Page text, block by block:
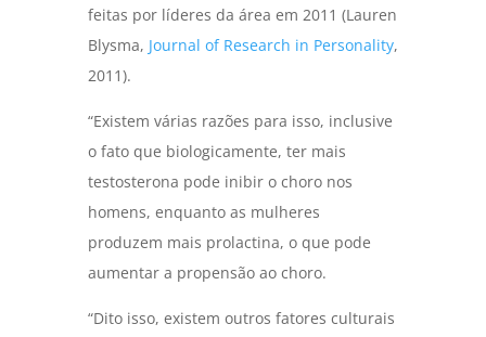
feitas por líderes da área em 2011 (Lauren
Blysma, Journal of Research in Personality,
2011).
“Existem várias razões para isso, inclusive
o fato que biologicamente, ter mais
testosterona pode inibir o choro nos
homens, enquanto as mulheres
produzem mais prolactina, o que pode
aumentar a propensão ao choro.
“Dito isso, existem outros fatores culturais